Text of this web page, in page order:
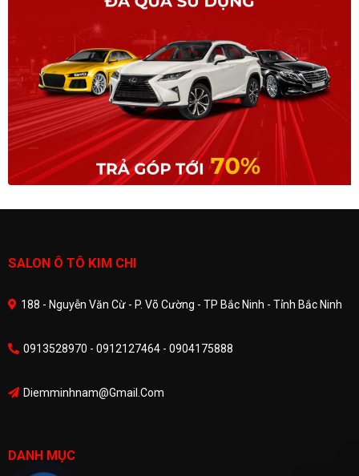
SALON Ô TÔ KIM CHI
188 - Nguyễn Văn Cừ - P. Võ Cường - TP Bắc Ninh - Tỉnh Bắc Ninh
0913528970 - 0912127464 - 0904175888
Diemminhnam@gmail.com
DANH MỤC